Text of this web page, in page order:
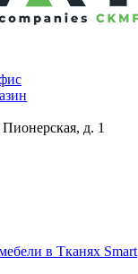
д. 1
в Тканях Smart